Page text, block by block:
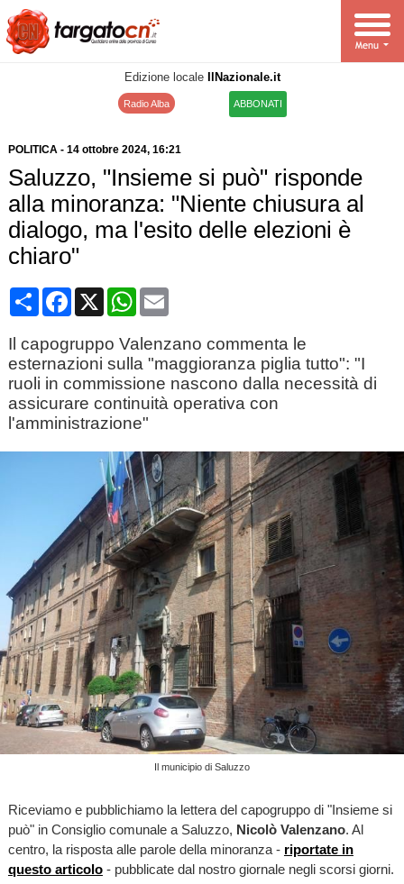
Edizione locale IlNazionale.it
Radio Alba ABBONATI
POLITICA- 14 ottobre 2024, 16:21
Saluzzo, "Insieme si può" risponde
alla minoranza: "Niente chiusura al
dialogo, ma l'esito delle elezioni è
chiaro"
CondividiFacebook
X WhatsApp
Email
Il capogruppo Valenzano commenta le
esternazioni sulla "maggioranza piglia tutto": "I
ruoli in commissione nascono dalla necessità di
assicurare continuità operativa con
l'amministrazione"
Il municipio di Saluzzo
Riceviamo e pubblichiamo la lettera del capogruppo di "Insieme si
può" in Consiglio comunale a Saluzzo, Nicolò Valenzano. Al
centro, la risposta alle parole della minoranza - riportate in
questo articolo- pubblicate dal nostro giornale negli scorsi giorni.